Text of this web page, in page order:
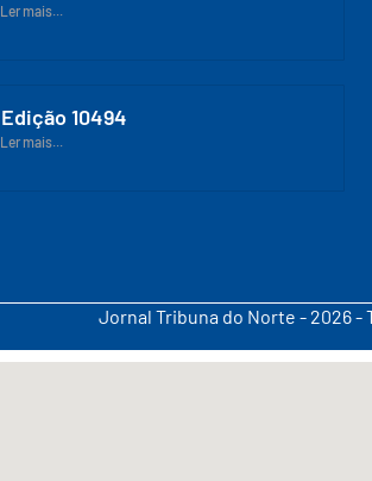
Ler mais...
Edição 10494
Ler mais...
Jornal Tribuna do Norte - 2026 -